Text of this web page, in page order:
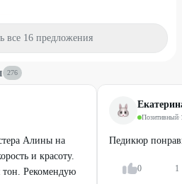
все 16 предложения
276
Алины на
и красоту.
тон. Рекомендую
Позитивный·
Педикюр
0 1